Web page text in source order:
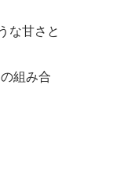
な甘さと
組み合